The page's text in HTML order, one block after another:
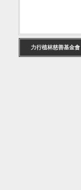
力行植林慈善基金會